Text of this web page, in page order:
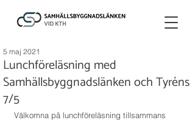
Lunchföreläsning med
Samhällsbyggnadslänken och Tyréns
7/5
5 maj 2021
Välkomna på lunchföreläsning tillsammans